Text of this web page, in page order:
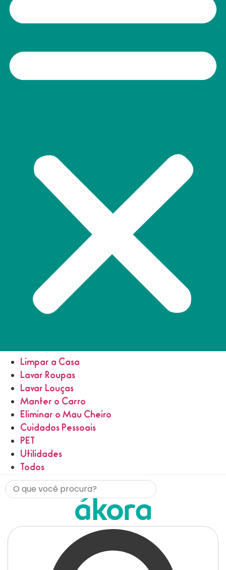
Limpar a Casa
Lavar Roupas
Lavar Louças
Manter o Carro
Eliminar o Mau Cheiro
Cuidados Pessoais
PET
Utilidades
Todos